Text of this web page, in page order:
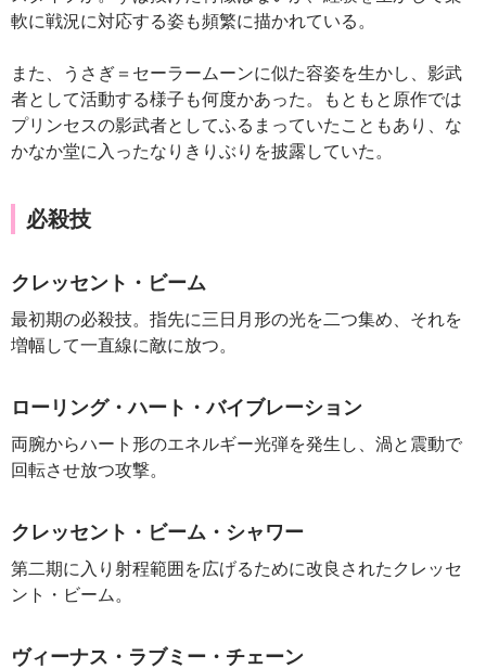
軟に戦況に対応する姿も頻繁に描かれている。
また、うさぎ＝セーラームーンに似た容姿を生かし、影武
者として活動する様子も何度かあった。もともと原作では
プリンセスの影武者としてふるまっていたこともあり、な
かなか堂に入ったなりきりぶりを披露していた。
必殺技
クレッセント・ビーム
最初期の必殺技。指先に三日月形の光を二つ集め、それを
増幅して一直線に敵に放つ。
ローリング・ハート・バイブレーション
両腕からハート形のエネルギー光弾を発生し、渦と震動で
回転させ放つ攻撃。
クレッセント・ビーム・シャワー
第二期に入り射程範囲を広げるために改良されたクレッセ
ント・ビーム。
ヴィーナス・ラブミー・チェーン